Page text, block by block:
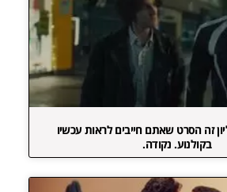
זה הסרט שאתם חייבים לראות עכשיו
בקולנוע. נקודה.